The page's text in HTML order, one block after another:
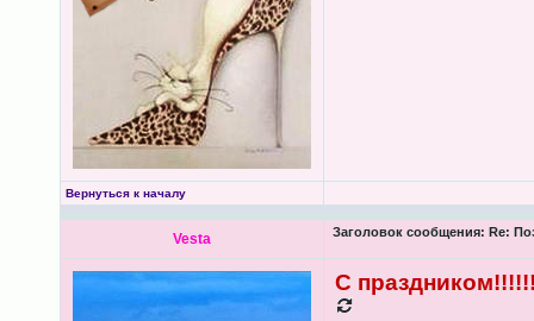
Вернуться к началу
Vesta Заголовок сообщения: Re:
С